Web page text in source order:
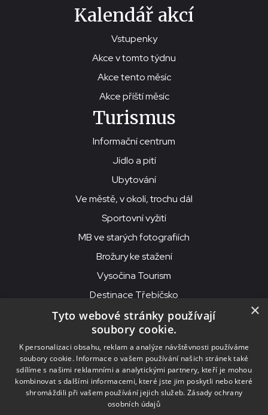
Kalendář akcí
Vstupenky
Akce v tomto týdnu
Akce tento měsíc
Akce příští měsíc
Turismus
Informační centrum
Jídlo a pití
Ubytování
Ve městě, v okolí, trochu dál
Sportovní vyžití
MB ve starých fotografiích
Brožury ke stažení
Vysočina Tourism
Destinace Třebíčsko
© 2026MKS Beseda Mor. Budějovice
MKS Beseda, příspěvková organizace, Purcnerova 62, 676 02
Moravské Budějovice
IČO: 00091758, DIČ: CZ00091758, ID datové schránky: chjn2kd
×
Tyto webové stránky používají
soubory cookie.
K personalizaci obsahu, reklam a analýze návštěvnosti používáme
soubory cookie. Informace o vašem používání našich stránek také
sdílíme s našimi reklamními a analytickými partnery, kteří je mohou
kombinovat s dalšími informacemi, které jste jim poskytli nebo které
shromáždili při vašem používání jejich služeb. Zásady ochrany
osobních údajů